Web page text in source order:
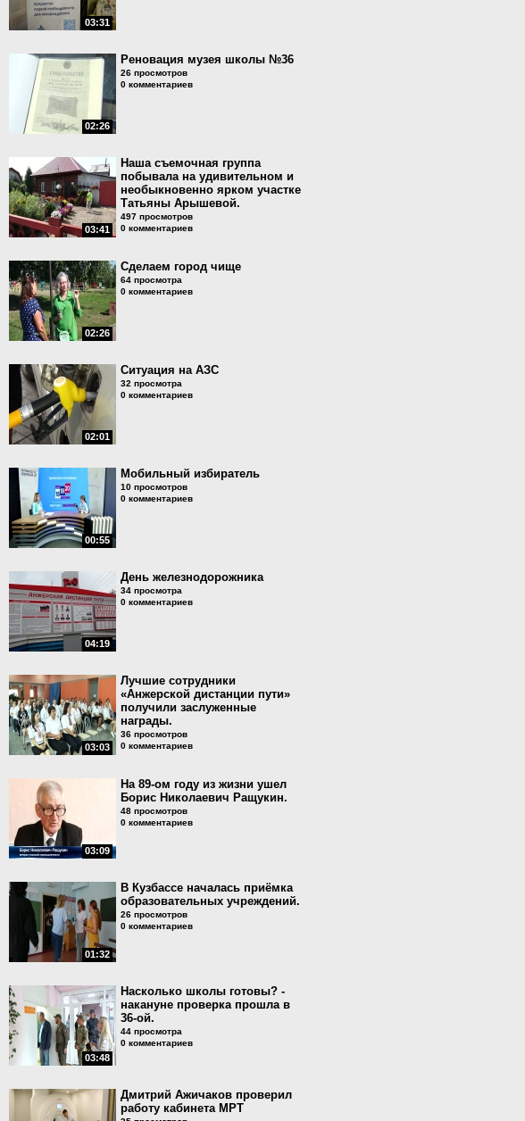
03:31
02:26
Реновация музея школы №36
26 просмотров
0 комментариев
03:41
Наша съемочная группа
побывала на удивительном и
необыкновенно ярком участке
Татьяны Арышевой.
497 просмотров
0 комментариев
02:26
Сделаем город чище
64 просмотра
0 комментариев
02:01
Ситуация на АЗС
32 просмотра
0 комментариев
00:55
Мобильный избиратель
10 просмотров
0 комментариев
04:19
День железнодорожника
34 просмотра
0 комментариев
03:03
Лучшие сотрудники
«Анжерской дистанции пути»
получили заслуженные
награды.
36 просмотров
0 комментариев
03:09
На 89-ом году из жизни ушел
Борис Николаевич Ращукин.
48 просмотров
0 комментариев
01:32
В Кузбассе началась приёмка
образовательных учреждений.
26 просмотров
0 комментариев
03:48
Насколько школы готовы? -
накануне проверка прошла в
36-ой.
44 просмотра
0 комментариев
Дмитрий Ажичаков проверил
работу кабинета МРТ